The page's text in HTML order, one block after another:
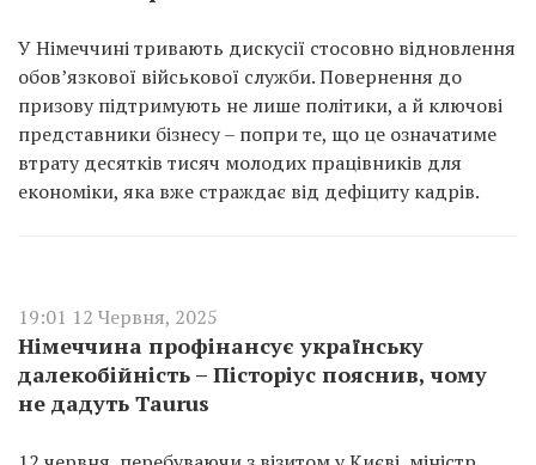
У Німеччині тривають дискусії стосовно відновлення
обов’язкової військової служби. Повернення до
призову підтримують не лише політики, а й ключові
представники бізнесу – попри те, що це означатиме
втрату десятків тисяч молодих працівників для
економіки, яка вже страждає від дефіциту кадрів.
19:01 12 Червня, 2025
Німеччина профінансує українську
далекобійність – Пісторіус пояснив, чому
не дадуть Taurus